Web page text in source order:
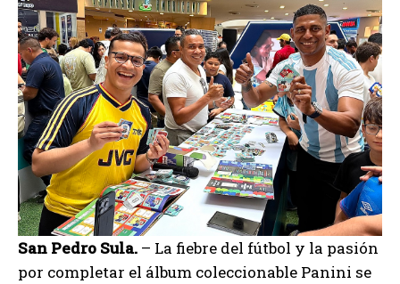
San Pedro Sula. – La fiebre del fútbol y la pasión
por completar el álbum coleccionable Panini se